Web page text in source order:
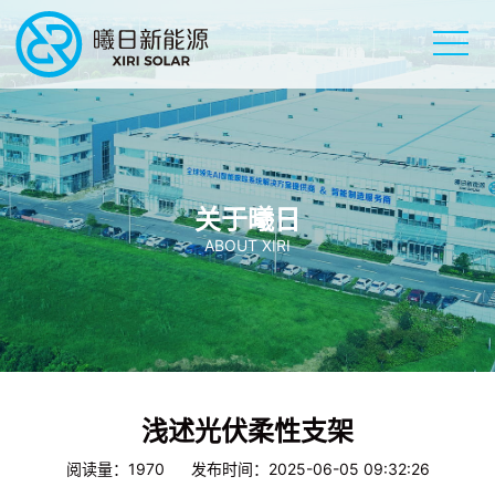
关于曦日
ABOUT XIRI
浅述光伏柔性支架
阅读量：1970 发布时间：2025-06-05 09:32:26